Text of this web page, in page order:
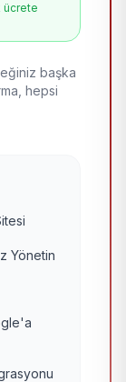
ücrete
başka
hepsi
Yönetin